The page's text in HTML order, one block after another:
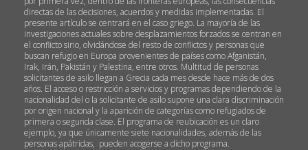
directas de las decisiones, acuerdos y medidas implementadas. El
presente artículo se centrará en el caso griego. La mayoría de las
investigaciones actuales sobre desplazamientos forzados se centran en
el conflicto sirio, olvidándose del resto de conflictos y personas que
buscan refugio en Europa provenientes de países como Afganistán,
Irak, Irán, Pakistán y Palestina, entre otros. Multitud de personas
solicitantes de asilo llegan a Grecia cada mes desde hace más de dos
años. El acceso o restricción a servicios y programas dependiendo de la
nacionalidad del o la solicitante de asilo supone una clara discriminación
por origen nacional y la aparición de categorías como refugiados de
primera o segunda clase. El programa de reubicación es un claro
ejemplo, ya que únicamente siete nacionalidades, además de las
personas apátridas, pueden acogerse a dicho programa.